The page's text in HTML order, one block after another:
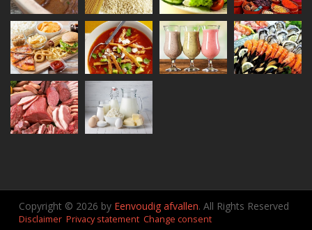
Copyright © 2026 by Eenvoudig afvallen. All Rights Reserved
Disclaimer Privacy statement Change consent